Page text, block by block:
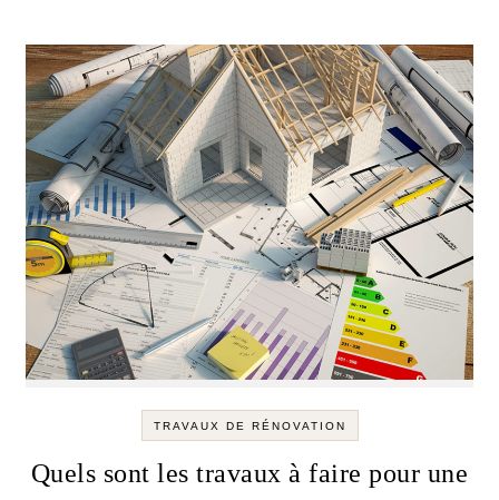
TRAVAUX DE RÉNOVATION
Quels sont les travaux à faire pour une